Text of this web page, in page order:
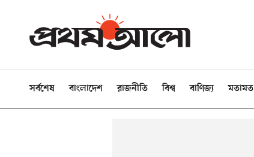
সর্বশেষ বাংলাদেশ রাজনীতি বিশ্ব বাণিজ্য মতামত